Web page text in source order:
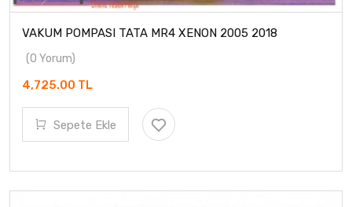
VAKUM POMPASI TATA MR4 XENON 2005 2018
(0 Yorum)
4,725.00 TL
Sepete Ekle